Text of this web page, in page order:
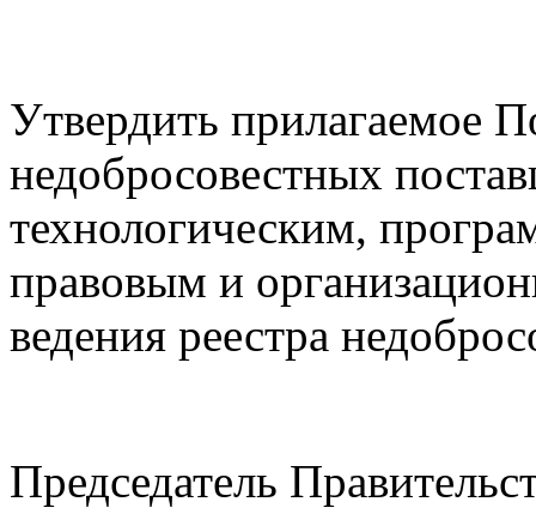
Утвердить прилагаемое
недобросовестных
технологическим,
правовым и
ведения реестра
Председатель